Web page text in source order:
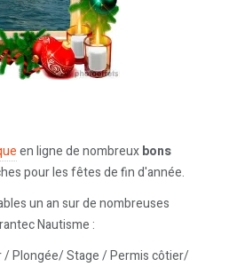
en ligne de nombreuxbons
pour les fêtes de fin d'année.
un an sur de nombreuses
Nautisme :
/ Plongée/ Stage / Permis côtier/